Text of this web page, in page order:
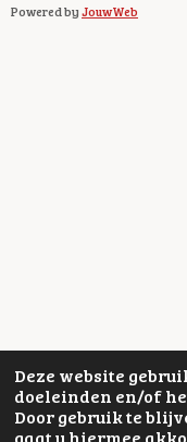
Deze website
doeleinden en/of
Door gebruik te
gaat u hiermee
Powered byJouwWeb